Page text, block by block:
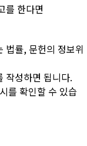
를 한다면
법률, 문헌의 정보위
작성하면 됩니다.
를 확인할 수 있습